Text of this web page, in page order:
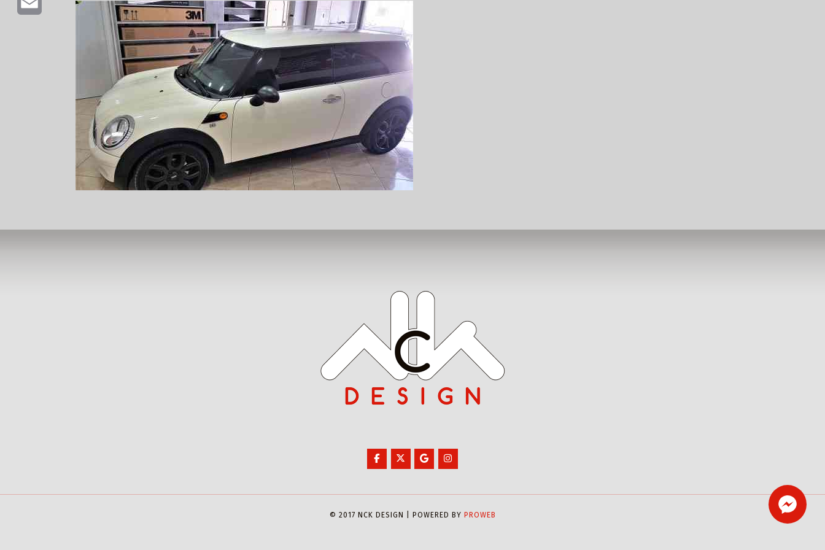
© 2017 NCK DESIGN | POWERED BY PROWEB